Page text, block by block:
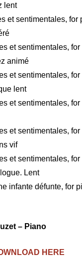
lent
et sentimentales, for
et sentimentales,
animé
et sentimentales,
lent
et sentimentales,
et sentimentales,
vif
et sentimentales,
Lent
infante défunte, for
– Piano
HERE